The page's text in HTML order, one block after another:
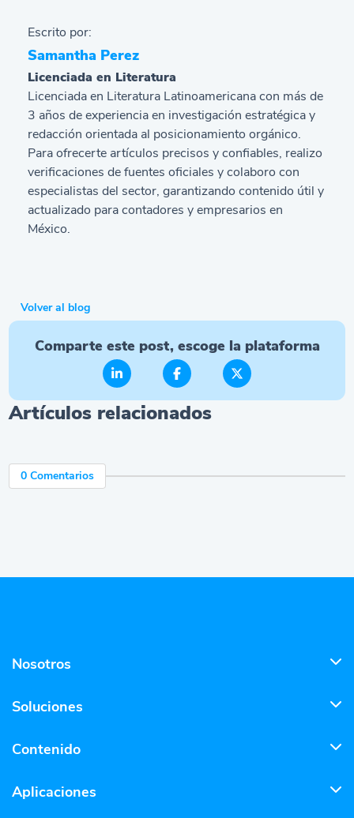
Escrito por:
Samantha Perez
Licenciada en Literatura
Licenciada en Literatura Latinoamericana con más de
3 años de experiencia en investigación estratégica y
redacción orientada al posicionamiento orgánico.
Para ofrecerte artículos precisos y confiables, realizo
verificaciones de fuentes oficiales y colaboro con
especialistas del sector, garantizando contenido útil y
actualizado para contadores y empresarios en
México.
Volver al blog
Comparte este post, escoge la plataforma
Artículos relacionados
0 Comentarios
Nosotros
Soluciones
Contenido
Aplicaciones